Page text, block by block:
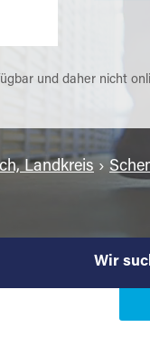
und daher nicht
Landkreis ›
Wir
Partner in